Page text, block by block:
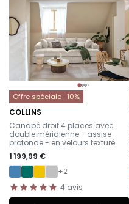
Offre spéciale -10%
COLLINS
-
Canapé droit 4 places avec
double méridienne - assise
profonde - en velours texturé
1 199,99 €
+2
4 avis